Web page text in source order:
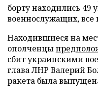
борту находились 49
военнослужащих, все
Находившиеся на
ополченцы
сбит украинскими
глава ЛНР Валерий
ракета была